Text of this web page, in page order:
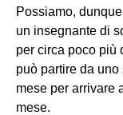
Possiamo,
un insegnante di
per circa poco più
può partire da uno
mese per arrivare
mese.